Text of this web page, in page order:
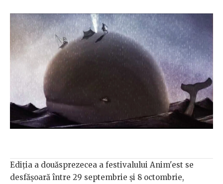
Ediția a douăsprezecea a festivalului Anim'est se
desfășoară între 29 septembrie și 8 octombrie,